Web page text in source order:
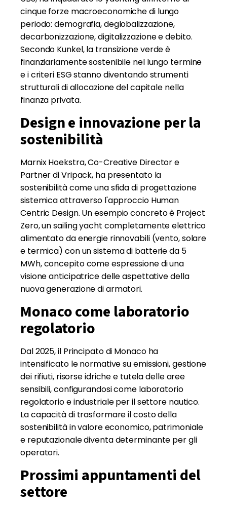
cinque forze macroeconomiche di lungo
periodo: demografia, deglobalizzazione,
decarbonizzazione, digitalizzazione e debito.
Secondo Kunkel, la transizione verde è
finanziariamente sostenibile nel lungo termine
e i criteri ESG stanno diventando strumenti
strutturali di allocazione del capitale nella
finanza privata.
Design e innovazione per la
sostenibilità
Marnix Hoekstra, Co-Creative Director e
Partner di Vripack, ha presentato la
sostenibilità come una sfida di progettazione
sistemica attraverso l'approccio Human
Centric Design. Un esempio concreto è Project
Zero, un sailing yacht completamente elettrico
alimentato da energie rinnovabili (vento, solare
e termica) con un sistema di batterie da 5
MWh, concepito come espressione di una
visione anticipatrice delle aspettative della
nuova generazione di armatori.
Monaco come laboratorio
regolatorio
Dal 2025, il Principato di Monaco ha
intensificato le normative su emissioni, gestione
dei rifiuti, risorse idriche e tutela delle aree
sensibili, configurandosi come laboratorio
regolatorio e industriale per il settore nautico.
La capacità di trasformare il costo della
sostenibilità in valore economico, patrimoniale
e reputazionale diventa determinante per gli
operatori.
Prossimi appuntamenti del
settore